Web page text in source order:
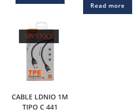
Read more
SIN STOCK
CABLE LDNIO 1M
TIPO C 441